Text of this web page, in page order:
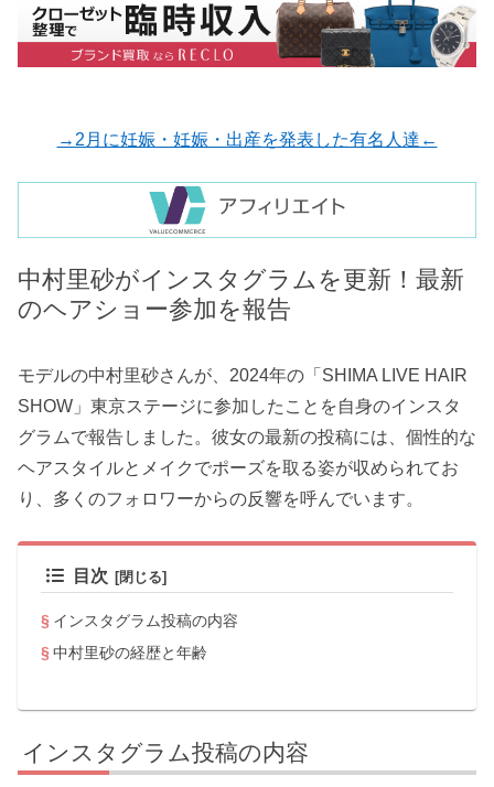
→2月に妊娠・妊娠・出産を発表した有名人達←
中村里砂がインスタグラムを更新！最新
のヘアショー参加を報告
モデルの中村里砂さんが、2024年の「SHIMA LIVE HAIR
SHOW」東京ステージに参加したことを自身のインスタ
グラムで報告しました。彼女の最新の投稿には、個性的な
ヘアスタイルとメイクでポーズを取る姿が収められてお
り、多くのフォロワーからの反響を呼んでいます。
目次
インスタグラム投稿の内容
中村里砂の経歴と年齢
インスタグラム投稿の内容